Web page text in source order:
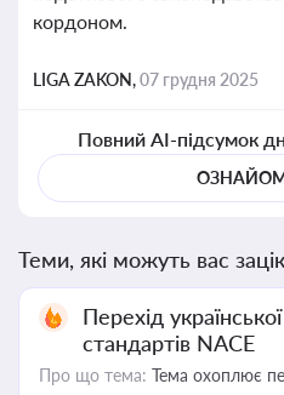
кордоном.
LIGA ZAKON,07 грудня 2025
Повний AI-підсумок
Теми, які можуть вас
Перехід
стандартів NACE
Про що тема: Тема охоплює